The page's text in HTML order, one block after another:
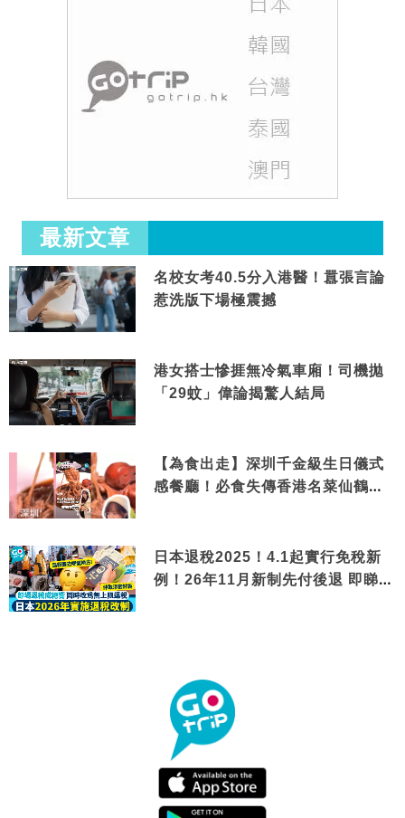
最新文章
名校女考40.5分入港醫！囂張言論
惹洗版下場極震撼
港女搭士慘捱無冷氣車廂！司機拋
「29蚊」偉論揭驚人結局
【為食出走】深圳千金級生日儀式
感餐廳！必食失傳香港名菜仙鶴神
日本退稅2025！4.1起實行免稅新
例！26年11月新制先付後退 即睇步